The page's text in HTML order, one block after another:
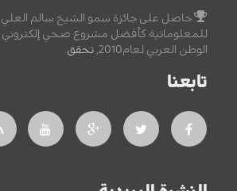
حاصل على جائزة سمو الشيخ سالم العلي
للمعلوماتية كأفضل مشروع صحي
الوطن العربي لعام2010,
تحقق
تابعنا